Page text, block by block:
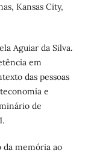
Kansas City,
Aguiar da Silva.
em
das pessoas
e
de
da memória ao